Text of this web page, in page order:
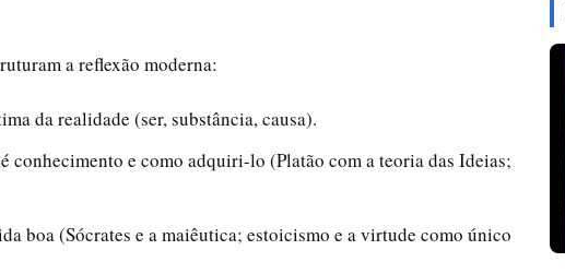
a reflexão moderna:
da realidade (ser, substância, causa).
conhecimento e como adquiri-lo (Platão com a teoria das Ideias;
boa (Sócrates e a maiêutica; estoicismo e a virtude como único